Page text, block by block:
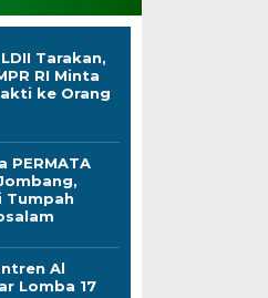
Tarakan,
RI Minta
ke Orang
PERMATA
Tumpah
Al
Lomba 17